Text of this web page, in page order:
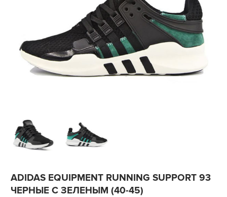
ADIDAS EQUIPMENT RUNNING SUPPORT 93
ЧЕРНЫЕ С ЗЕЛЕНЫМ (40-45)